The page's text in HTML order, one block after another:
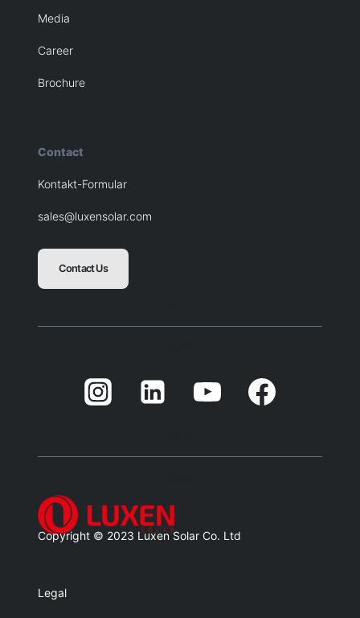
Media
Career
Brochure
Contact
Kontakt-Formular
sales@luxensolar.com
Contact Us
Copyright © 2023 Luxen Solar Co. Ltd
Legal